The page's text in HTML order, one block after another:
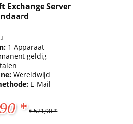
Exchange Server
1 Apparaat
geldig
Wereldwijd
E-Mail
* € 521,90 *